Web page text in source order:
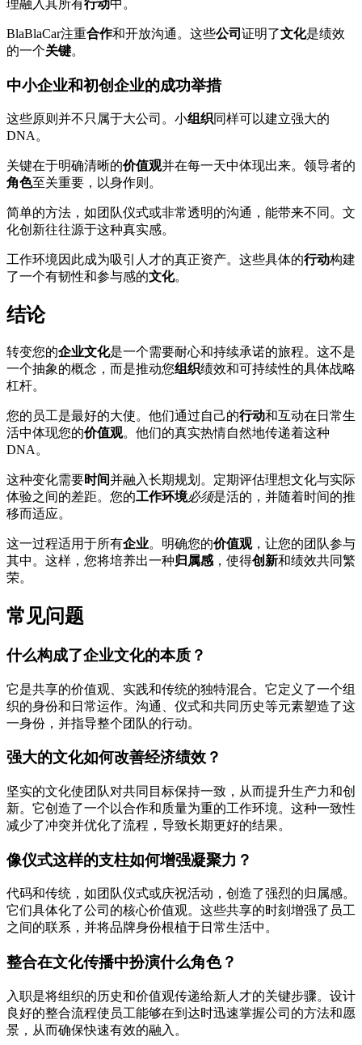
理融入其所有行动中。
BlaBlaCar注重合作和开放沟通。这些公司 证明了文化是绩效
的一个关键。
中小企业和初创企业的成功举措
这些原则并不只属于大公司。小组织同样可以建立强大的
DNA。
关键在于明确清晰的价值观并在每一天中体现出来。领导者的
角色至关重要，以身作则。
简单的方法，如团队仪式或非常透明的沟通，能带来不同。文
化创新往往源于这种真实感。
工作环境因此成为吸引人才的真正资产。这些具体的行动构建
了一个有韧性和参与感的文化。
结论
转变您的企业文化是一个需要耐心和持续承诺的旅程。这不是
一个抽象的概念，而是推动您组织绩效和可持续性的具体战略
杠杆。
您的员工是最好的大使。他们通过自己的行动和互动在日常生
活中体现您的价值观。他们的真实热情自然地传递着这种
DNA。
这种变化需要时间并融入长期规划。定期评估理想文化与实际
体验之间的差距。您的工作环境必须是活的，并随着时间的推
移而适应。
这一过程适用于所有企业。明确您的价值观，让您的团队参与
其中。这样，您将培养出一种归属感 ，使得创新和绩效共同繁
荣。
常见问题
什么构成了企业文化的本质？
它是共享的价值观、实践和传统的独特混合。它定义了一个组
织的身份和日常运作。沟通、仪式和共同历史等元素塑造了这
一身份，并指导整个团队的行动。
强大的文化如何改善经济绩效？
坚实的文化使团队对共同目标保持一致，从而提升生产力和创
新。它创造了一个以合作和质量为重的工作环境。这种一致性
减少了冲突并优化了流程，导致长期更好的结果。
像仪式这样的支柱如何增强凝聚力？
代码和传统，如团队仪式或庆祝活动，创造了强烈的归属感。
它们具体化了公司的核心价值观。这些共享的时刻增强了员工
之间的联系，并将品牌身份根植于日常生活中。
整合在文化传播中扮演什么角色？
入职是将组织的历史和价值观传递给新人才的关键步骤。设计
良好的整合流程使员工能够在到达时迅速掌握公司的方法和愿
景，从而确保快速有效的融入。